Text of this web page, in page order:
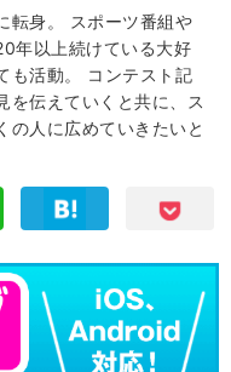
転身。 スポーツ番組や
年以上続けている大好
も活動。 コンテスト記
を伝えていくと共に、ス
の人に広めていきたいと